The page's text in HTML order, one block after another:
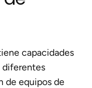
capacidades
diferentes
de equipos de